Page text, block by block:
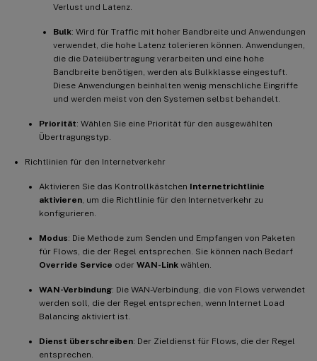
Verlust und Latenz.
Bulk: Wird für Traffic mit hoher Bandbreite und Anwendungen
verwendet, die hohe Latenz tolerieren können. Anwendungen,
die die Dateiübertragung verarbeiten und eine hohe
Bandbreite benötigen, werden als Bulkklasse eingestuft.
Diese Anwendungen beinhalten wenig menschliche Eingriffe
und werden meist von den Systemen selbst behandelt.
Priorität: Wählen Sie eine Priorität für den ausgewählten
Übertragungstyp.
Richtlinien für den Internetverkehr
Aktivieren Sie das Kontrollkästchen Internetrichtlinie
aktivieren, um die Richtlinie für den Internetverkehr zu
konfigurieren.
Modus: Die Methode zum Senden und Empfangen von Paketen
für Flows, die der Regel entsprechen. Sie können nach Bedarf
Override Service oder WAN-Link wählen.
WAN-Verbindung: Die WAN-Verbindung, die von Flows verwendet
werden soll, die der Regel entsprechen, wenn Internet Load
Balancing aktiviert ist.
Dienst überschreiben: Der Zieldienst für Flows, die der Regel
entsprechen.